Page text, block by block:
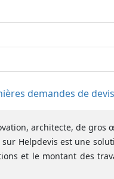
demandes de
architecte, de
Helpdevis est une
et le montant des